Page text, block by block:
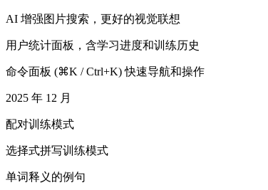
AI 增强图片搜索，更好的视觉联想
用户统计面板，含学习进度和训练历史
命令面板 (⌘K / Ctrl+K) 快速导航和操作
2025 年 12 月
配对训练模式
选择式拼写训练模式
单词释义的例句